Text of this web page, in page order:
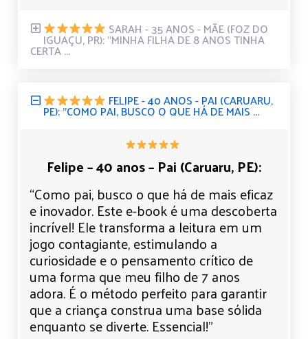
SARAH - 35 ANOS - MÃE (FOZ DO
IGUAÇU, PR): "MINHA FILHA DE 8 ANOS TINHA
CERTA ...
FELIPE - 40 ANOS - PAI (CARUARU,
PE): "COMO PAI, BUSCO O QUE HÁ DE MAIS ...
Felipe – 40 anos – Pai (Caruaru, PE):
“Como pai, busco o que há de mais eficaz
e inovador. Este e-book é uma descoberta
incrível! Ele transforma a leitura em um
jogo contagiante, estimulando a
curiosidade e o pensamento crítico de
uma forma que meu filho de 7 anos
adora. É o método perfeito para garantir
que a criança construa uma base sólida
enquanto se diverte. Essencial!”